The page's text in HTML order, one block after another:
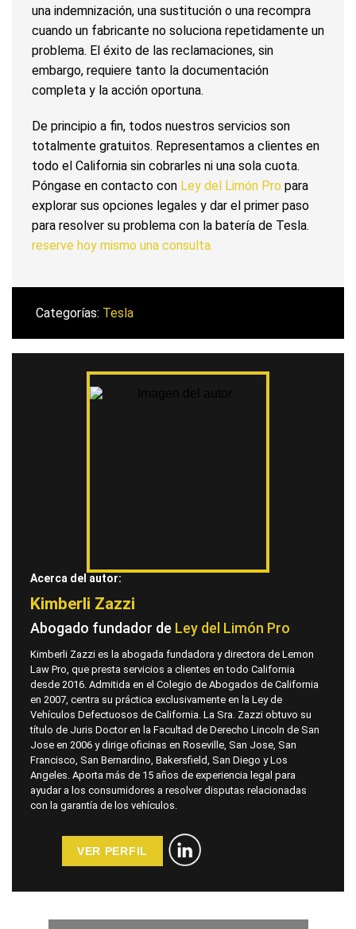
una indemnización, una sustitución o una recompra
cuando un fabricante no soluciona repetidamente un
problema. El éxito de las reclamaciones, sin
embargo, requiere tanto la documentación
completa y la acción oportuna.
De principio a fin, todos nuestros servicios son
totalmente gratuitos. Representamos a clientes en
todo el California sin cobrarles ni una sola cuota.
Póngase en contacto con Ley del Limón Pro para
explorar sus opciones legales y dar el primer paso
para resolver su problema con la batería de Tesla.
reserve hoy mismo una consulta.
Categorías: Tesla
Acerca del autor:
Kimberli Zazzi
Abogado fundador de Ley del Limón Pro
Kimberli Zazzi es la abogada fundadora y directora de Lemon
Law Pro, que presta servicios a clientes en todo California
desde 2016. Admitida en el Colegio de Abogados de California
en 2007, centra su práctica exclusivamente en la Ley de
Vehículos Defectuosos de California. La Sra. Zazzi obtuvo su
título de Juris Doctor en la Facultad de Derecho Lincoln de San
Jose en 2006 y dirige oficinas en Roseville, San Jose, San
Francisco, San Bernardino, Bakersfield, San Diego y Los
Angeles. Aporta más de 15 años de experiencia legal para
ayudar a los consumidores a resolver disputas relacionadas
con la garantía de los vehículos.
VER PERFIL